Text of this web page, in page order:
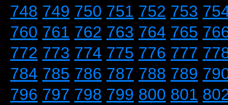
748 749 750 751 752 753
760 761 762 763 764 765
772 773 774 775 776 777
784 785 786 787 788 789
796 797 798 799 800 801